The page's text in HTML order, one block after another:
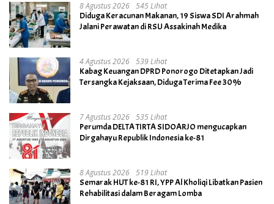
8 Agustus 2026 545 Lihat
Diduga Keracunan Makanan, 19 Siswa SDI Arahmah
Jalani Perawatan di RSU Assakinah Medika
4 Agustus 2026 539 Lihat
Kabag Keuangan DPRD Ponorogo Ditetapkan Jadi
Tersangka Kejaksaan, Diduga Terima Fee 30%
7 Agustus 2026 535 Lihat
Perumda DELTA TIRTA SIDOARJO mengucapkan
Dirgahayu Republik Indonesia ke-81
8 Agustus 2026 519 Lihat
Semarak HUT ke-81 RI, YPP Al Kholiqi Libatkan Pasien
Rehabilitasi dalam Beragam Lomba